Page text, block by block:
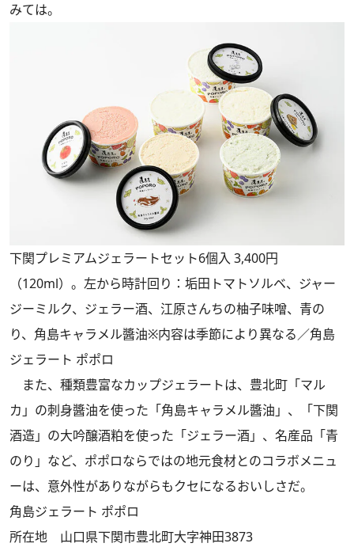
みては。
下関プレミアムジェラートセット6個入 3,400円
（120ml）。左から時計回り：垢田トマトソルベ、ジャー
ジーミルク、ジェラー酒、江原さんちの柚子味噌、青の
り、角島キャラメル醬油※内容は季節により異なる／角島
ジェラート ポポロ
また、種類豊富なカップジェラートは、豊北町「マル
カ」の刺身醬油を使った「角島キャラメル醬油」、「下関
酒造」の大吟醸酒粕を使った「ジェラー酒」、名産品「青
のり」など、ポポロならではの地元食材とのコラボメニュ
ーは、意外性がありながらもクセになるおいしさだ。
角島ジェラート ポポロ
所在地 山口県下関市豊北町大字神田3873